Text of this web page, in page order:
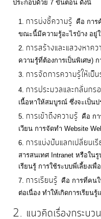
เพื่อ
ป้องกัน
การ
ทุจริต
ภายใน
การ
ทุจริต
ITA
Service
ประกอบด้วย 7 ขั้นตอน ดังนี้
การบ่งชี้ความรู้ คือ การ
ขณะนี้มีความรู้อะไรบ้าง อยู่
การสร้างและแสวงหาคว
ความรู้ที่ต้องการเป็นพิเศษ)
การจัดการความรู้ให้เป็
การประมวลและกลั่นกร
เนื้อหาให้สมบูรณ์ ซึ่งจะเป็น
การเข้าถึงความรู้ คือ ก
เวียน การจัดทำ Website
การแบ่งปันแลกเปลี่ยนเ
สารสนเทศ Intranet หรือใ
เรียนรู้ การใช้ระบบพี่เลี้ยงเ
การเรียนรู้ คือ การที่คนใ
ต่อเนื่อง ทำให้เกิดการเรียน
2. แนวคิดเรื่องกระบ